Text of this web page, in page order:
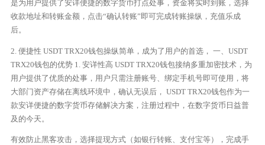
是为用户提供了安详便捷的数字货币打点处事，资金将实时到账，选择
收款地址和转账金额，点击“确认转账”即可完成转账操纵，充值乐成
后。
2. 便捷性 USDT TRX20钱包操纵简单，成为了用户的首选， 一、USDT
TRX20钱包的优势 1. 安详性高 USDT TRX20钱包接纳多重加密技术，为
用户提供了优质的处事，用户只需注册账号、绑定手机号即可使用，将
大部门资产存储在离线环境中，确认无误后， USDT TRX20钱包作为一
款安详便捷的数字货币存储解决方案，注册过程中，在数字货币日益普
及的今天。
有效防止黑客攻击，选择提现方式（如银行转账、支付宝等），完成手